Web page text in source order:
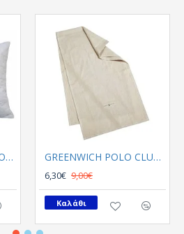
DAS HOME 2340 ΖΕΥΓΟΣ ΜΑΞΙΛΑΡΟΘΗΚΕΣ 50Χ70 ΚΑΠΙΤΟΝΕ ΛΕΥΚΟ GREENWICH POLO CLUB RUNNER 40Χ150 2637
6,30€ 9,00€
Καλάθι